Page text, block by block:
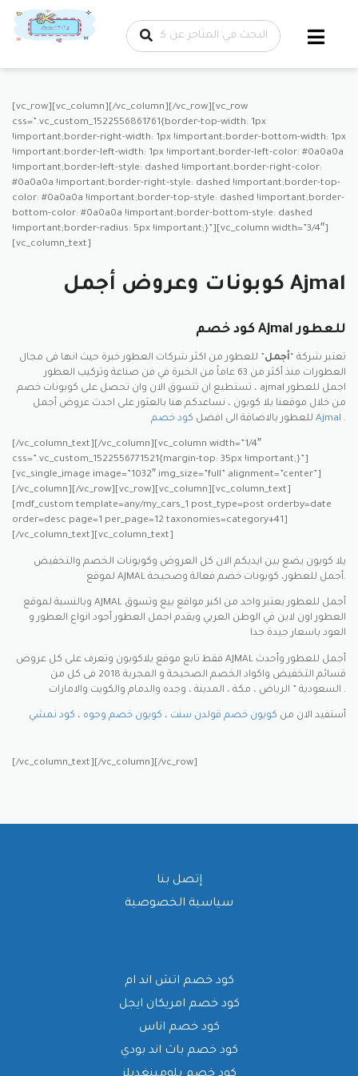
تخطي إلى
المحتوى
[vc_row][vc_column][/vc_column][/vc_row][vc_row
css=”.vc_custom_1522556861761{border-top-width: 1px
!important;border-right-width: 1px !important;border-bottom-width: 1px
!important;border-left-width: 1px !important;border-left-color: #0a0a0a
!important;border-left-style: dashed !important;border-right-color:
#0a0a0a !important;border-right-style: dashed !important;border-top-
color: #0a0a0a !important;border-top-style: dashed !important;border-
bottom-color: #0a0a0a !important;border-bottom-style: dashed
!important;border-radius: 5px !important;}”][vc_column width=”3/4″]
[vc_column_text]
كوبونات وعروض أجمل Ajmal
كود خصم Ajmal للعطور
تعتبر شركة “أجمل” للعطور من اكثر شركات العطور خبرة حيث انها فى مجال
العطورات منذ أكثر من 63 عاماً من الخبرة في فن صناعة وتركيب العطور
، تستطيع ان تتسوق الان وان تحصل على كوبونات خصم ajmal اجمل للعطور
من خلال موقعنا يلا كوبون ، نساعدكم هنا بالعثور على احدث عروض أجمل
للعطور بالاضافة الى افضل كود خصم Ajmal .
[/vc_column_text][/vc_column][vc_column width=”1/4″
css=”.vc_custom_1522556771521{margin-top: 35px !important;}”]
[vc_single_image image=”1032″ img_size=”full” alignment=”center”]
[/vc_column][/vc_row][vc_row][vc_column][vc_column_text]
[mdf_custom template=any/my_cars_1 post_type=post orderby=date
order=desc page=1 per_page=12 taxonomies=category+41]
[/vc_column_text][vc_column_text]
يلا كوبون يضع بين ايديكم الان كل العروض وكوبونات الخصم والتخفيض
لموقع AJMAL أجمل للعطور، كوبونات خضم فعالة وصحيحة.
وبالنسبة لموقع AJMAL أجمل للعطور يعتبر واحد من اكبر مواقع بيع وتسوق
العطور اون لاين في الوطن العربي ويقدم اجمل العطور أجود انواع العطور و
العود باسعار جيدة جدا
فقط تابع موقع يلاكوبون وتعرف على كل عروض AJMAL أجمل للعطور وأحدث
قسائم التخفيض واكواد الخصم الصحيحة و المجربة 2018 فى كل من
السعودية ” الرياض ، مكة ، المدينة ، وجده والدمام والكويت والامارات .
أستفيد الان من كوبون خصم قولدن سنت ، كوبون خصم وجوه ، كود نمشي
[/vc_column_text][/vc_column][/vc_row]
إتصل بنا
سياسية الخصوصية
كود خصم اتش اند ام
كود خصم امريكان ايجل
كود خصم اناس
كود خصم باث اند بودي